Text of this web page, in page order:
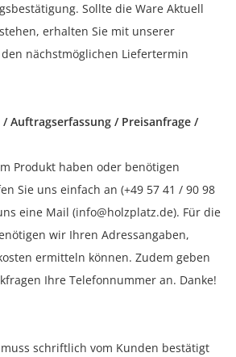
Sollte die Ware Aktuell
erhalten Sie mit unserer
nächstmöglichen Liefertermin
Auftragserfassung / Preisanfrage /
Produkt haben oder benötigen
Sie uns einfach an (+49 57 41 / 90 98
eine Mail (info@holzplatz.de). Für die
wir Ihren Adressangaben,
ermitteln können. Zudem geben
Ihre Telefonnummer an. Danke!
schriftlich vom Kunden bestätigt